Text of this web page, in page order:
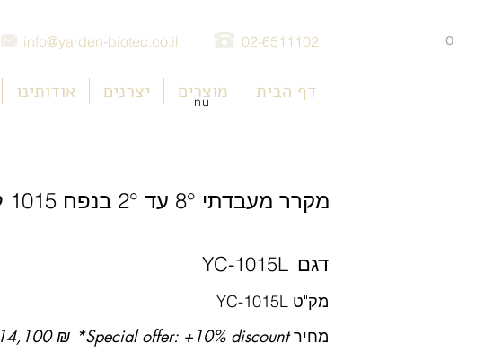
info@yarden-biotec.co.il 02-6511102
דף הבית מוצרים יצרנים אודותינו nu
0
מקרר מעבדתי 8° עד 2° בנפח 1015 ליטר
YC-1015L דגם
מק"ט YC-1015L
14,100 ₪ *Special offer: +10% discount מחיר